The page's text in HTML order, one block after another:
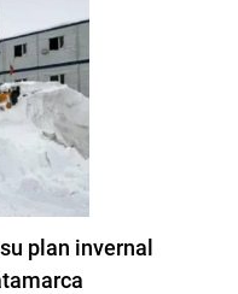
plan invernal